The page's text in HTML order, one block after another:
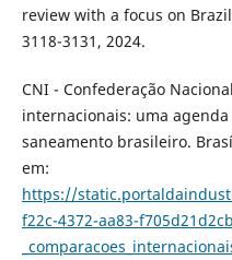
review with a focus on
3118-3131, 2024.
CNI - Confederação
internacionais: uma
saneamento brasileiro.
em:
https://
f22c-4372-aa83-